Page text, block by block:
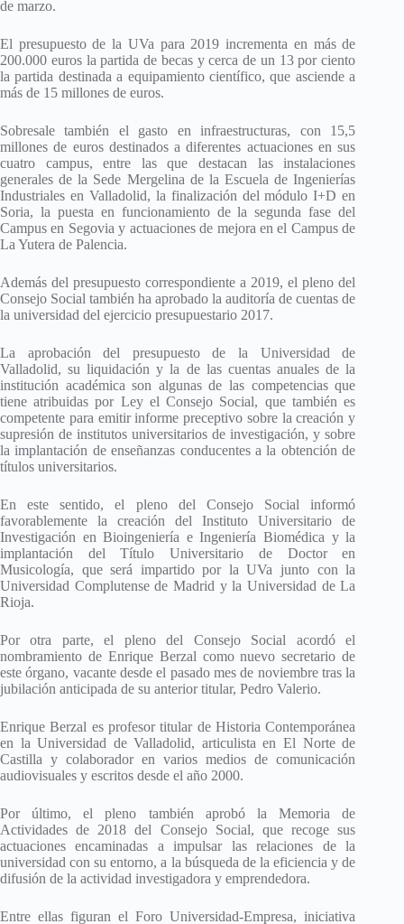
de marzo.
El presupuesto de la UVa para 2019 incrementa en más de
200.000 euros la partida de becas y cerca de un 13 por ciento
la partida destinada a equipamiento científico, que asciende a
más de 15 millones de euros.
Sobresale también el gasto en infraestructuras, con 15,5
millones de euros destinados a diferentes actuaciones en sus
cuatro campus, entre las que destacan las instalaciones
generales de la Sede Mergelina de la Escuela de Ingenierías
Industriales en Valladolid, la finalización del módulo I+D en
Soria, la puesta en funcionamiento de la segunda fase del
Campus en Segovia y actuaciones de mejora en el Campus de
La Yutera de Palencia.
Además del presupuesto correspondiente a 2019, el pleno del
Consejo Social también ha aprobado la auditoría de cuentas de
la universidad del ejercicio presupuestario 2017.
La aprobación del presupuesto de la Universidad de
Valladolid, su liquidación y la de las cuentas anuales de la
institución académica son algunas de las competencias que
tiene atribuidas por Ley el Consejo Social, que también es
competente para emitir informe preceptivo sobre la creación y
supresión de institutos universitarios de investigación, y sobre
la implantación de enseñanzas conducentes a la obtención de
títulos universitarios.
En este sentido, el pleno del Consejo Social informó
favorablemente la creación del Instituto Universitario de
Investigación en Bioingeniería e Ingeniería Biomédica y la
implantación del Título Universitario de Doctor en
Musicología, que será impartido por la UVa junto con la
Universidad Complutense de Madrid y la Universidad de La
Rioja.
Por otra parte, el pleno del Consejo Social acordó el
nombramiento de Enrique Berzal como nuevo secretario de
este órgano, vacante desde el pasado mes de noviembre tras la
jubilación anticipada de su anterior titular, Pedro Valerio.
Enrique Berzal es profesor titular de Historia Contemporánea
en la Universidad de Valladolid, articulista en El Norte de
Castilla y colaborador en varios medios de comunicación
audiovisuales y escritos desde el año 2000.
Por último, el pleno también aprobó la Memoria de
Actividades de 2018 del Consejo Social, que recoge sus
actuaciones encaminadas a impulsar las relaciones de la
universidad con su entorno, a la búsqueda de la eficiencia y de
difusión de la actividad investigadora y emprendedora.
Entre ellas figuran el Foro Universidad-Empresa, iniciativa